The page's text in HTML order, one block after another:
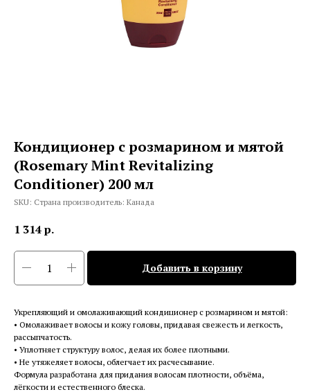
Кондиционер с розмарином и мятой
(Rosemary Mint Revitalizing
Conditioner) 200 мл
SKU: Страна производитель: Канада
1 314р.
Добавить в корзину
Укрепляющий и омолаживающий кондиционер с розмарином и мятой:
• Омолаживает волосы и кожу головы, придавая свежесть и легкость,
рассыпчатость.
• Уплотняет структуру волос, делая их более плотными.
• Не утяжеляет волосы, облегчает их расчесывание.
Формула разработана для придания волосам плотности, объёма,
лёгкости и естественного блеска.